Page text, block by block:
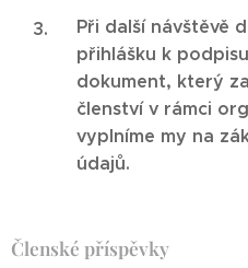
Při další návštěvě
přihlášku k
dokument, který
členství v rámci
vyplníme my na
údajů.
Členské příspěvky